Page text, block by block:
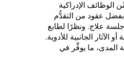
الإدراكية
بفضل عقود من التقدُّم
علاج. ونظرًا لطابع
الجانبية للأدوية.
المدى، ما يوفِّر في